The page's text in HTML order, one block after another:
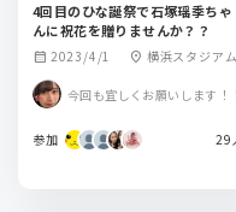
4回目のひな誕祭で石塚瑶季ちゃ
んに祝花を贈りませんか？？
calendar_month 2023/4/1 location_on 横浜スタジアム
今回も宜しくお願いします！！
参加 29